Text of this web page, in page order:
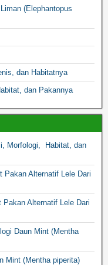
(Elephantopus
dan Habitatnya
dan Pakannya
Morfologi, Habitat, dan
Pakan Alternatif Lele Dari
Pakan Alternatif Lele Dari
Daun Mint (Mentha
Mint (Mentha piperita)